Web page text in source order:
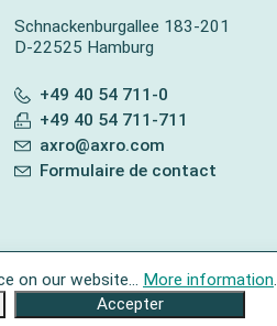
Schnackenburgallee 183-201
D-22525 Hamburg
+49 40 54 711-0
+49 40 54 711-711
axro@axro.com
Formulaire de contact
on our website... More information.
Accepter